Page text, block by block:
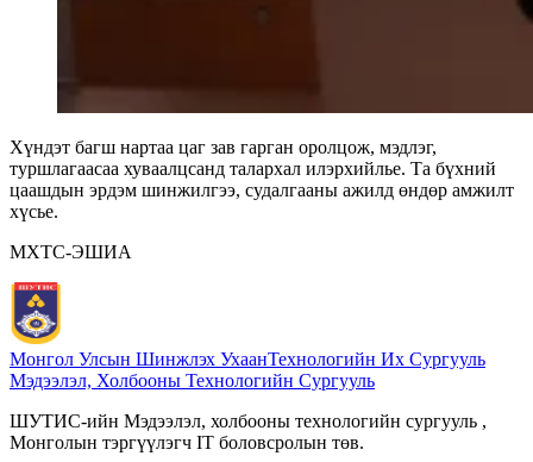
Хүндэт багш нартаа цаг зав гарган оролцож, мэдлэг,
туршлагаасаа хуваалцсанд талархал илэрхийлье. Та бүхний
цаашдын эрдэм шинжилгээ, судалгааны ажилд өндөр амжилт
хүсье.
МХТС-ЭШИА
Монгол Улсын Шинжлэх УхаанТехнологийн Их Сургууль
Мэдээлэл, Холбооны Технологийн Сургууль
ШУТИС-ийн Мэдээлэл, холбооны технологийн сургууль ,
Монголын тэргүүлэгч IT боловсролын төв.